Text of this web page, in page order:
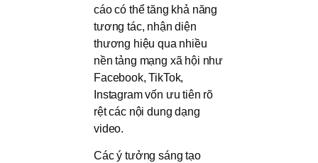
cáo có thể tăng khả năng
tương tác, nhận diện
thương hiệu qua nhiều
nền tảng mạng xã hội như
Facebook, TikTok,
Instagram vốn ưu tiên rõ
rệt các nội dung dạng
video.
Các ý tưởng sáng tạo